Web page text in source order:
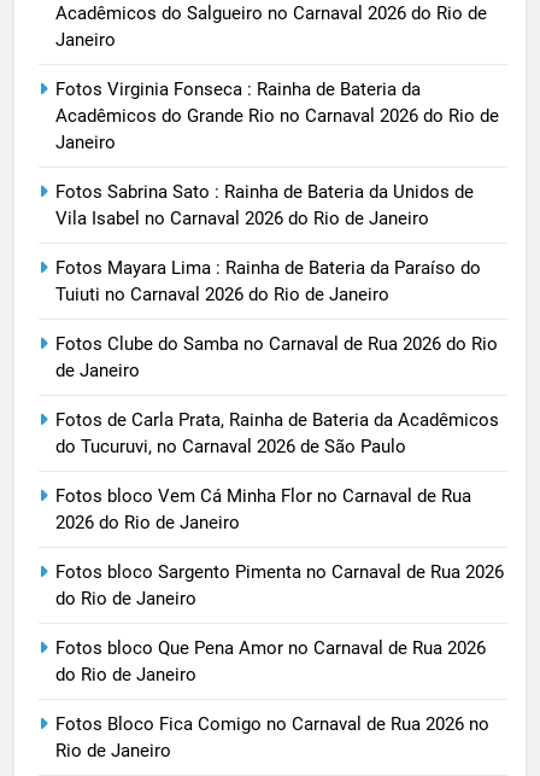
Acadêmicos do Salgueiro no Carnaval 2026 do Rio de
Janeiro
Fotos Virginia Fonseca : Rainha de Bateria da
Acadêmicos do Grande Rio no Carnaval 2026 do Rio de
Janeiro
Fotos Sabrina Sato : Rainha de Bateria da Unidos de
Vila Isabel no Carnaval 2026 do Rio de Janeiro
Fotos Mayara Lima : Rainha de Bateria da Paraíso do
Tuiuti no Carnaval 2026 do Rio de Janeiro
Fotos Clube do Samba no Carnaval de Rua 2026 do Rio
de Janeiro
Fotos de Carla Prata, Rainha de Bateria da Acadêmicos
do Tucuruvi, no Carnaval 2026 de São Paulo
Fotos bloco Vem Cá Minha Flor no Carnaval de Rua
2026 do Rio de Janeiro
Fotos bloco Sargento Pimenta no Carnaval de Rua 2026
do Rio de Janeiro
Fotos bloco Que Pena Amor no Carnaval de Rua 2026
do Rio de Janeiro
Fotos Bloco Fica Comigo no Carnaval de Rua 2026 no
Rio de Janeiro